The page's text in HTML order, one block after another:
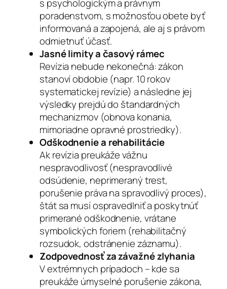
s psychologickým a právnym
poradenstvom, s možnosťou obete byť
informovaná a zapojená, ale aj s právom
odmietnuť účasť.
Jasné limity a časový rámec
Revízia nebude nekonečná: zákon
stanoví obdobie (napr. 10 rokov
systematickej revízie) a následne jej
výsledky prejdú do štandardných
mechanizmov (obnova konania,
mimoriadne opravné prostriedky).
Odškodnenie a rehabilitácie
Ak revízia preukáže vážnu
nespravodlivosť (nespravodlivé
odsúdenie, neprimeraný trest,
porušenie práva na spravodlivý proces),
štát sa musí ospravedlniť a poskytnúť
primerané odškodnenie, vrátane
symbolických foriem (rehabilitačný
rozsudok, odstránenie záznamu).
Zodpovednosť za závažné zlyhania
V extrémnych prípadoch – kde sa
preukáže úmyselné porušenie zákona,